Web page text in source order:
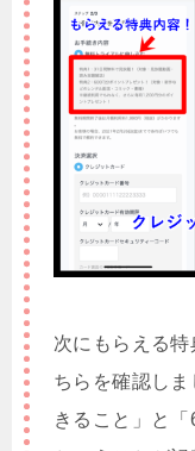
次にもらえる
ちらを確認し
きること」と「